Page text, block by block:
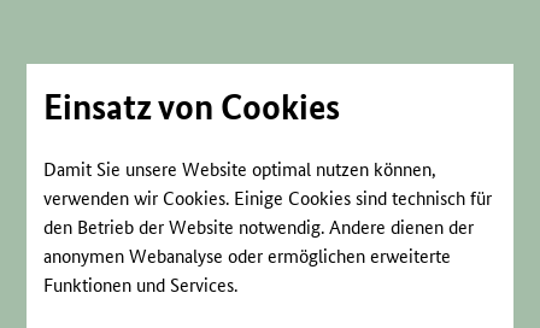
Einsatz von Cookies
Damit Sie unsere Website optimal nutzen können,
verwenden wir Cookies. Einige Cookies sind technisch für
den Betrieb der Website notwendig. Andere dienen der
anonymen Webanalyse oder ermöglichen erweiterte
Funktionen und Services.